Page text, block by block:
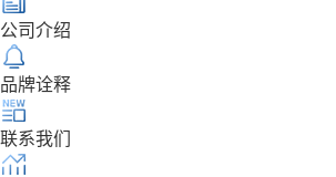
公司介绍
品牌诠释
联系我们